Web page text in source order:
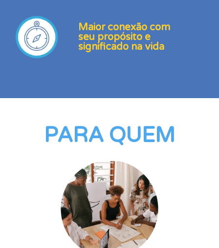
Maior conexão com
seu propósito e
significado na vida
PARA QUEM